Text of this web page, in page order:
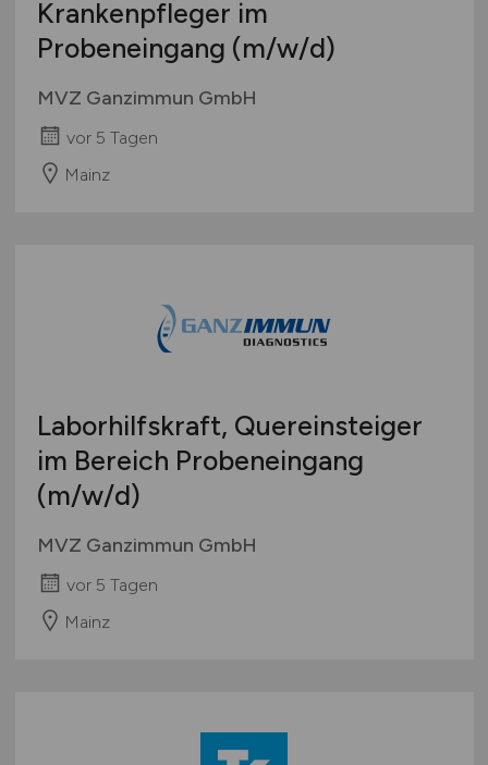
Krankenpfleger im
Probeneingang (m/w/d)
MVZ Ganzimmun GmbH
vor 5 Tagen
Mainz
Laborhilfskraft, Quereinsteiger
im Bereich Probeneingang
(m/w/d)
MVZ Ganzimmun GmbH
vor 5 Tagen
Mainz